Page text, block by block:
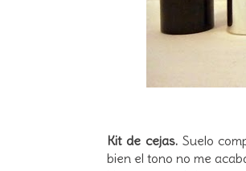
Kit de cejas. Suelo
bien el tono no me